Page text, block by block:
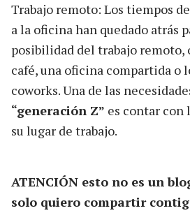
Trabajo remoto: Los tiempos
a la oficina han quedado atrás
posibilidad del trabajo remoto,
café, una oficina compartida o
coworks. Una de las
“generación Z” es contar
su lugar de trabajo.
ATENCIÓN esto no es un
solo quiero compartir